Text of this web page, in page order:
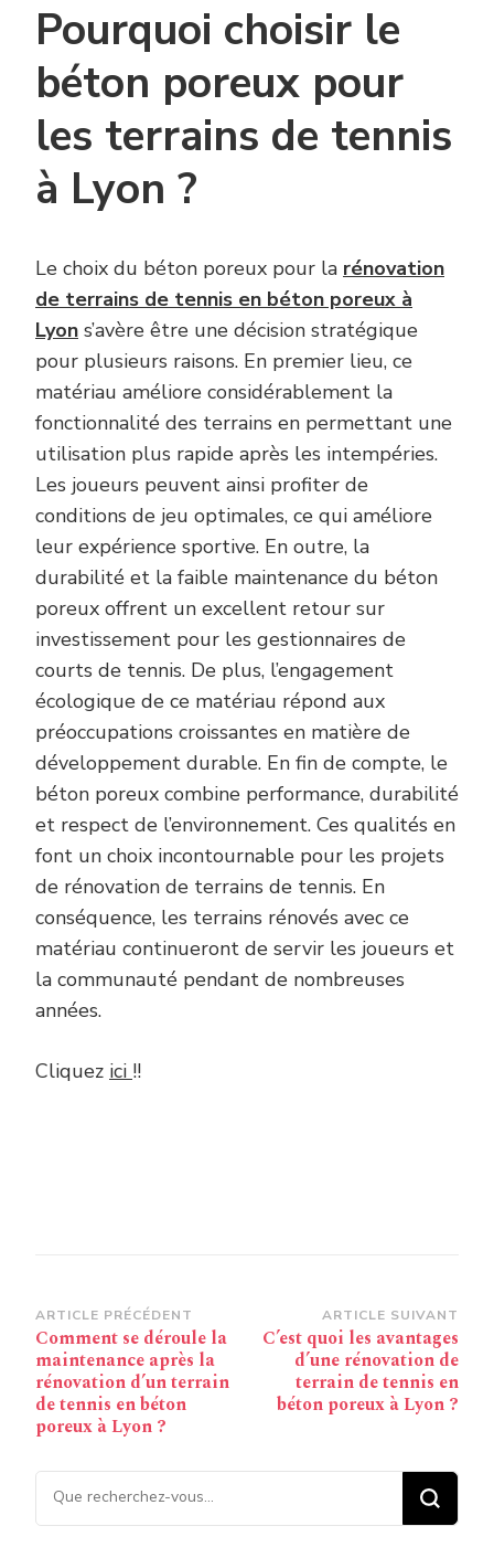
Pourquoi choisir le
béton poreux pour
les terrains de tennis
à Lyon ?
Le choix du béton poreux pour la rénovation
de terrains de tennis en béton poreux à
Lyon s’avère être une décision stratégique
pour plusieurs raisons. En premier lieu, ce
matériau améliore considérablement la
fonctionnalité des terrains en permettant une
utilisation plus rapide après les intempéries.
Les joueurs peuvent ainsi profiter de
conditions de jeu optimales, ce qui améliore
leur expérience sportive. En outre, la
durabilité et la faible maintenance du béton
poreux offrent un excellent retour sur
investissement pour les gestionnaires de
courts de tennis. De plus, l’engagement
écologique de ce matériau répond aux
préoccupations croissantes en matière de
développement durable. En fin de compte, le
béton poreux combine performance, durabilité
et respect de l’environnement. Ces qualités en
font un choix incontournable pour les projets
de rénovation de terrains de tennis. En
conséquence, les terrains rénovés avec ce
matériau continueront de servir les joueurs et
la communauté pendant de nombreuses
années.
Cliquez ici !!
Navigation
d’article
ARTICLE PRÉCÉDENT
Comment se déroule la
maintenance après la
rénovation d’un terrain
de tennis en béton
poreux à Lyon ?
ARTICLE SUIVANT
C’est quoi les avantages
d’une rénovation de
terrain de tennis en
béton poreux à Lyon ?
Vous recherchiez quelque
chose ?